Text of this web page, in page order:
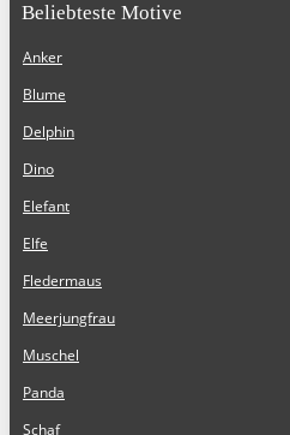
Beliebteste Motive
Anker
Blume
Delphin
Dino
Elefant
Elfe
Fledermaus
Meerjungfrau
Muschel
Panda
Schaf